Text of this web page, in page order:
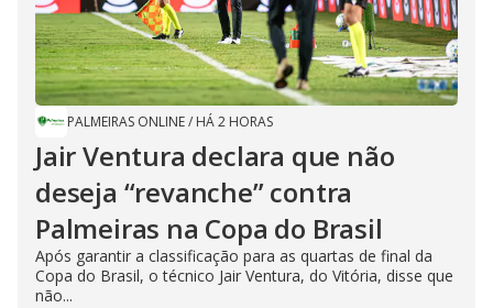
PALMEIRAS ONLINE/ HÁ 2 HORAS
Jair Ventura declara que não
deseja “revanche” contra
Palmeiras na Copa do Brasil
Após garantir a classificação para as quartas de final da
Copa do Brasil, o técnico Jair Ventura, do Vitória, disse que
não...